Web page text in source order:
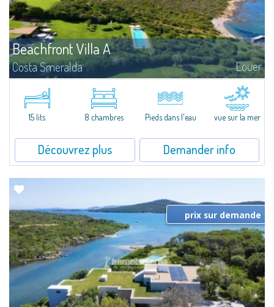
Beachfront Villa A
Costa Smeralda Louer
Magnifiquement située, à mi-chemin entre Porto Cervo et Porto Rotondo,
destinations touristiques réputées, la Villa, projetée par l'Architecte
Ferdinando Fagnola, se fond parfaitement avec les collines verdoyantes...
15 lits 8 chambres Pieds dans l'eau vue sur la mer
Découvrez plus Demander info
prix sur demande